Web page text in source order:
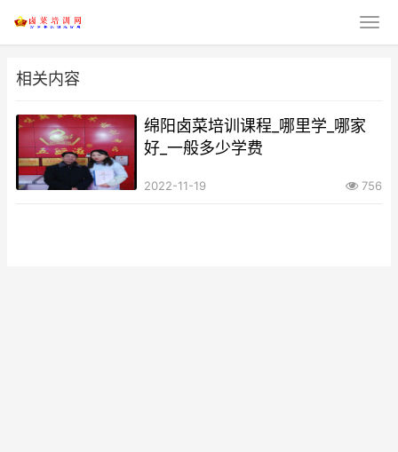
相关内容
绵阳卤菜培训课程_哪里学_哪家
好_一般多少学费
2022-11-19 756